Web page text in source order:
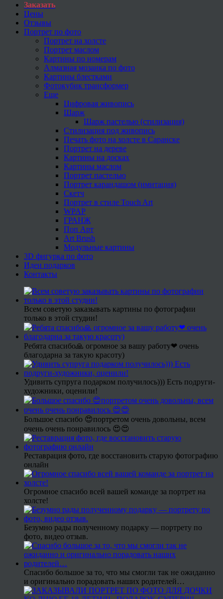
Заказать
Цены
Отзывы
Портрет по фото
Портрет на холсте
Портрет маслом
Картины по номерам
Алмазная мозаика по фото
Картины блестками
Фотокубик трансформер
Еще
Цифровая живопись
Шарж
Шарж пастелью (стилизация)
Стилизация под живопись
Печать фото на холсте в Саранске
Портрет на дереве
Картины на досках
Картины маслом
Портрет пастелью
Портрет карандашом (имитация)
Скетч
Портрет в стиле Touch Art
WPAP
ГРАНЖ
Поп Арт
Art Brush
Модульные картины
3D фигурка по фото
Идеи подарков
Контакты
Всем советую заказывать картины по фотографии
только в этой студии!
Ребята спасибо🙏 огромное за вашу работу❤ очень
благодарна за такую красоту)
Удивить супруга подарком получилось))) Есть подруги-
художники, оценили!
Большое спасибо 😍портретом очень довольны, всем
очень очень понравилось 😍😍
Реставрация фото, где восстановить старую фотографию
онлайн
Огромное спасибо всей вашей команде за портрет на
холсте!
Безумно рады полученному подарку — портрету по
фото, видео отзыв.
Спасибо большое за то, что мы смогли так не ожиданно
и оригинально порадовать наших родителей…